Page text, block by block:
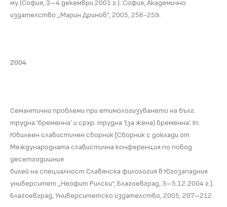
му (София, 3–4 декември 2001 г.). София, Академично
издателство „Марин Дринов”, 2005, 256-259.
2004
Семантични проблеми при етимологизуването на бълг.
трудна ’бременна’ и срхр. трудна ‘(за жена) бременна’. In:
Юбилеен славистичен сборник [Сборник с доклади от
Международната славистична конференция по повод
десетгодишния
билей на специалност Славянска филология в Югозападния
университет „Неофит Рилски“, Благоевград, 3–5.12.2004 г.].
Благоевград, Университетско издателство, 2005, 207–212.